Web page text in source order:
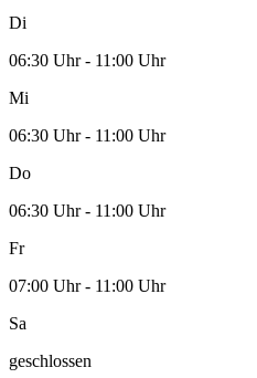
Di
06:30 Uhr - 11:00 Uhr
Mi
06:30 Uhr - 11:00 Uhr
Do
06:30 Uhr - 11:00 Uhr
Fr
07:00 Uhr - 11:00 Uhr
Sa
geschlossen